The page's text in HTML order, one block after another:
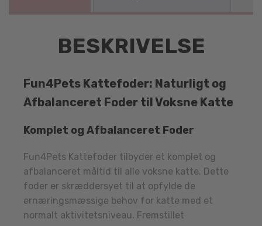
BESKRIVELSE
Fun4Pets Kattefoder: Naturligt og
Afbalanceret Foder til Voksne Katte
Komplet og Afbalanceret Foder
Fun4Pets Kattefoder tilbyder et komplet og
afbalanceret måltid til alle voksne katte. Dette
foder er skræddersyet til at opfylde de
ernæringsmæssige behov for katte med et
normalt aktivitetsniveau. Fremstillet